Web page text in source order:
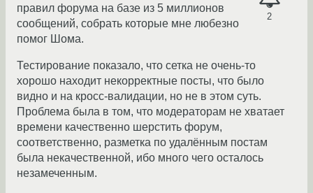
2
правил форума на базе из 5 миллионов
сообщений, собрать которые мне любезно
помог Шома.
Тестирование показало, что сетка не очень-то
хорошо находит некорректные посты, что было
видно и на кросс-валидации, но не в этом суть.
Проблема была в том, что модераторам не хватает
времени качественно шерстить форум,
соответственно, разметка по удалённым постам
была некачественной, ибо много чего осталось
незамеченным.